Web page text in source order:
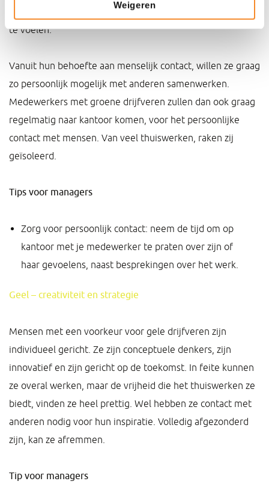
Weigeren
gelijkwaardigheid in hun groep is belangrijk om zich goed
te voelen.
Vanuit hun behoefte aan menselijk contact, willen ze graag
zo persoonlijk mogelijk met anderen samenwerken.
Medewerkers met groene drijfveren zullen dan ook graag
regelmatig naar kantoor komen, voor het persoonlijke
contact met mensen. Van veel thuiswerken, raken zij
geïsoleerd.
Tips voor managers
Zorg voor persoonlijk contact: neem de tijd om op
kantoor met je medewerker te praten over zijn of
haar gevoelens, naast besprekingen over het werk.
Geel – creativiteit en strategie
Mensen met een voorkeur voor gele drijfveren zijn
individueel gericht. Ze zijn conceptuele denkers, zijn
innovatief en zijn gericht op de toekomst. In feite kunnen
ze overal werken, maar de vrijheid die het thuiswerken ze
biedt, vinden ze heel prettig. Wel hebben ze contact met
anderen nodig voor hun inspiratie. Volledig afgezonderd
zijn, kan ze afremmen.
Tip voor managers